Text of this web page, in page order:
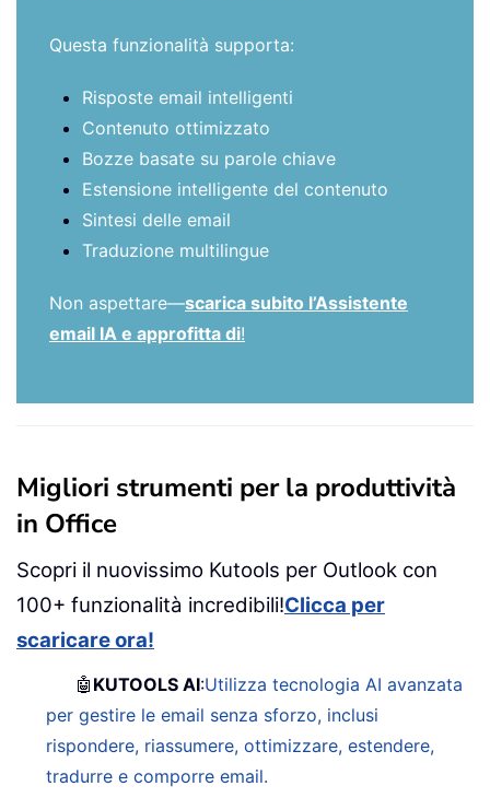
Questa funzionalità supporta:
Risposte email intelligenti
Contenuto ottimizzato
Bozze basate su parole chiave
Estensione intelligente del contenuto
Sintesi delle email
Traduzione multilingue
Non aspettare—scarica subito l’Assistente
email IA e approfitta di!
Migliori strumenti per la produttività
in Office
Scopri il nuovissimo Kutools per Outlook con
100+ funzionalità incredibili!Clicca per
scaricare ora!
🤖 KUTOOLS AI:Utilizza tecnologia AI avanzata
per gestire le email senza sforzo, inclusi
rispondere, riassumere, ottimizzare, estendere,
tradurre e comporre email.